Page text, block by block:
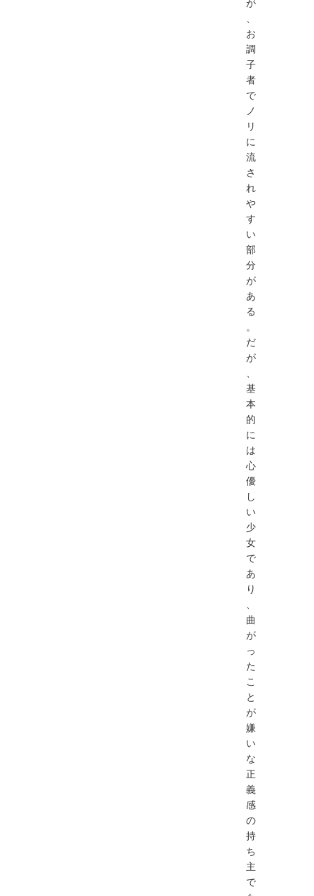
、
お
調
子
者
で
ノ
リ
に
流
さ
れ
や
す
い
部
分
が
あ
る
。
だ
が
、
基
本
的
に
は
心
優
し
い
少
女
で
あ
り
、
曲
が
っ
た
こ
と
が
嫌
い
な
正
義
感
の
持
ち
主
で